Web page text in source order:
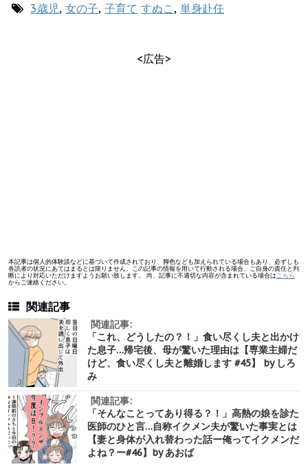
3歳児, 女の子, 子育て すぬこ , 単身赴任
<広告>
本記事は個人的体験談などに基づいて作成されており、脚色なども加えられている場合もあり、必ずしも
各読者の状況にあてはまるとは限りません。この記事の情報を用いて行動される場合、ご自身の責任と判
断により対応いただけますようお願い致します。 尚、記事に不適切な内容が含まれている場合は こちら
からご連絡ください。
関連記事
関連記事:
「これ、どうしたの？！」食い尽くし夫と出かけ
た息子…帰宅後、母が驚いた理由は【専業主婦だ
けど、食い尽くし夫と離婚します #45】 by しろ
み
関連記事:
「そんなことってあり得る？！」高熱の娘を診た
医師のひと言…自称イクメン夫が驚いた事実とは
【妻と身体が入れ替わった話ー俺ってイクメンだ
よね？ー#46】by あおば